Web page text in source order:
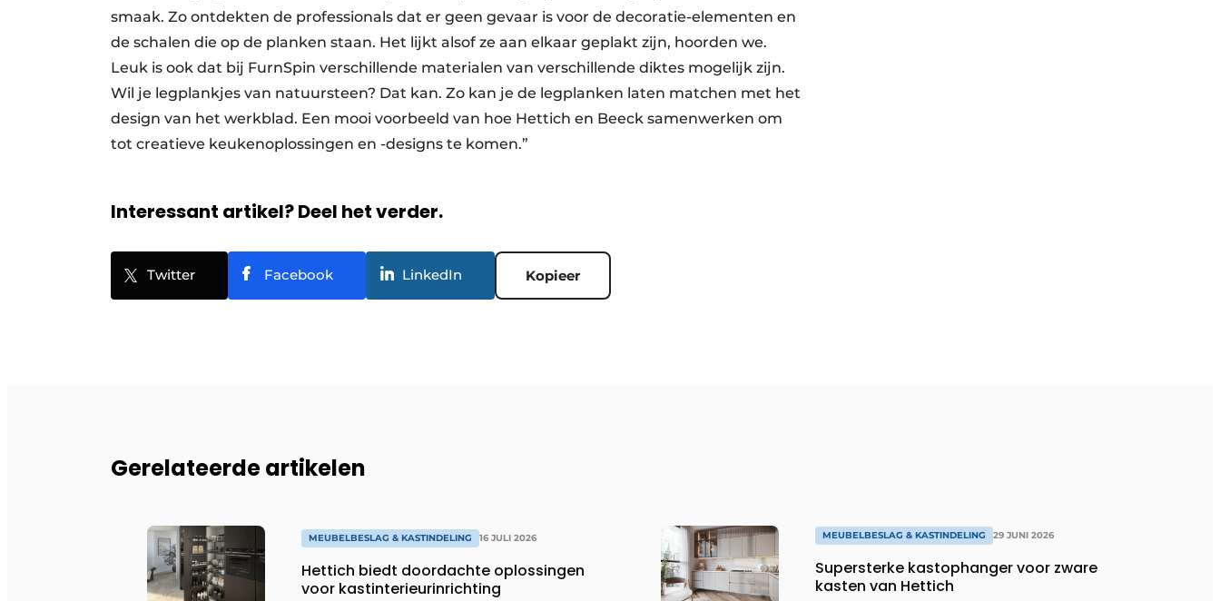
smaak. Zo ontdekten de professionals dat er geen gevaar is voor de decoratie-elementen en
de schalen die op de planken staan. Het lijkt alsof ze aan elkaar geplakt zijn, hoorden we.
Leuk is ook dat bij FurnSpin verschillende materialen van verschillende diktes mogelijk zijn.
Wil je legplankjes van natuursteen? Dat kan. Zo kan je de legplanken laten matchen met het
design van het werkblad. Een mooi voorbeeld van hoe Hettich en Beeck samenwerken om
tot creatieve keukenoplossingen en -designs te komen.”
Interessant artikel? Deel het verder.
Twitter Facebook LinkedIn Kopieer
Gerelateerde artikelen
MEUBELBESLAG & KASTINDELING 16 JULI 2026
Hettich biedt doordachte oplossingen
voor kastinterieurinrichting
MEUBELBESLAG & KASTINDELING 29 JUNI 2026
Supersterke kastophanger voor zware
kasten van Hettich